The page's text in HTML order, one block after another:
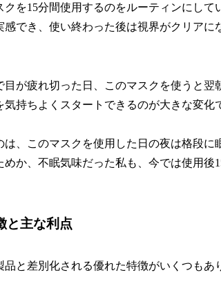
を15分間使用するのをルーティンにして
でき、使い終わった後は視界がクリア
が疲れ切った日、このマスクを使うと
持ちよくスタートできるのが大きな変化
は、このマスクを使用した日の夜は格段
か、不眠気味だった私も、今では使用後
と主な利点
と差別化される優れた特徴がいくつもあ